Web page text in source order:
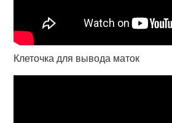
Клеточка для вывода маток